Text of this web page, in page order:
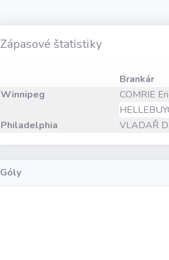
Zápasové štatistiky
Brankár
Winnipeg
COMRIE
Philadelphia
VLADAŘ
Góly